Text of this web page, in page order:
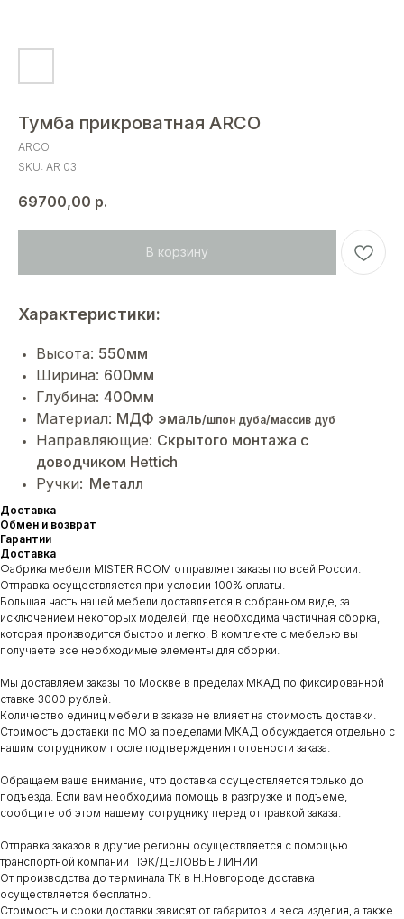
Тумба прикроватная ARCO
ARCO
SKU: AR 03
69700,00 р.
В корзину
Характеристики:
Высота: 550мм
Ширина: 600мм
Глубина: 400мм
Материал: МДФ эмаль/шпон дуба/массив дуб
Направляющие: Cкрытого монтажа с
доводчиком Hettich
Ручки: Металл
Доставка
Обмен и возврат
Гарантии
Доставка
Фабрика мебели MISTER ROOM отправляет заказы по всей России.
Отправка осуществляется при условии 100% оплаты.
Большая часть нашей мебели доставляется в собранном виде, за
исключением некоторых моделей, где необходима частичная сборка,
которая производится быстро и легко. В комплекте с мебелью вы
получаете все необходимые элементы для сборки.
Мы доставляем заказы по Москве в пределах МКАД по фиксированной
ставке 3000 рублей.
Количество единиц мебели в заказе не влияет на стоимость доставки.
Стоимость доставки по МО за пределами МКАД обсуждается отдельно с
нашим сотрудником после подтверждения готовности заказа.
Обращаем ваше внимание, что доставка осуществляется только до
подъезда. Если вам необходима помощь в разгрузке и подъеме,
сообщите об этом нашему сотруднику перед отправкой заказа.
Отправка заказов в другие регионы осуществляется с помощью
транспортной компании ПЭК/ДЕЛОВЫЕ ЛИНИИ
От производства до терминала ТК в Н.Новгороде доставка
осуществляется бесплатно.
Стоимость и сроки доставки зависят от габаритов и веса изделия, а также